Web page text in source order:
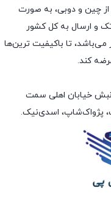
از چین و دوبی، به صورت
و ارسال به کل کشور
تا باکیفیت ترین‌ها
کند.
نبش خیابان اهلی سمت
پژواک‌شاپ، اسدی‌نیک.